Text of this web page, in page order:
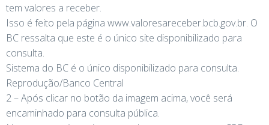
tem valores a receber.
Isso é feito pela página www.valoresareceber.bcb.gov.br. O
BC ressalta que este é o único site disponibilizado para
consulta.
Sistema do BC é o único disponibilizado para consulta.
Reprodução/Banco Central
2 – Após clicar no botão da imagem acima, você será
encaminhado para consulta pública.